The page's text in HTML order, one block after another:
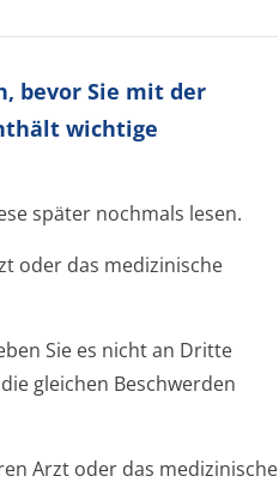
bevor Sie mit der
wichtige
später nochmals lesen.
oder das medizinische
Sie es nicht an Dritte
gleichen Beschwerden
Arzt oder das medizinische